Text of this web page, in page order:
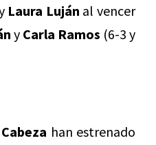
Laura Luján al vencer
y Carla Ramos (6-3 y
han estrenado